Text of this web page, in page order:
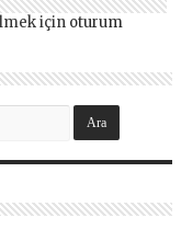
için oturum